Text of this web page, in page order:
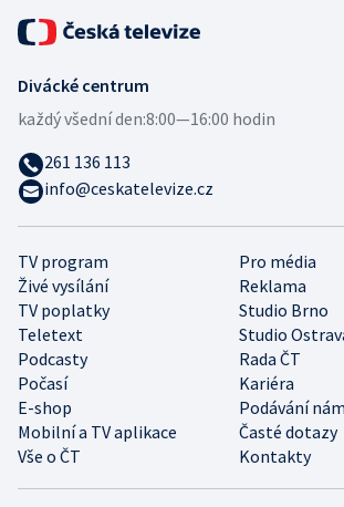
TV program
Pro média
Živé vysílání
Reklama
TV poplatky
Studio Brno
Teletext
Studio
Podcasty
Rada ČT
Počasí
Kariéra
E-shop
Podávání
Mobilní a TV aplikace
Časté dotazy
Vše o ČT
Kontakty
Divácké centrum
každý všední den:8:00—16:00 hodin
261 136 113
info@ceskatelevize.cz